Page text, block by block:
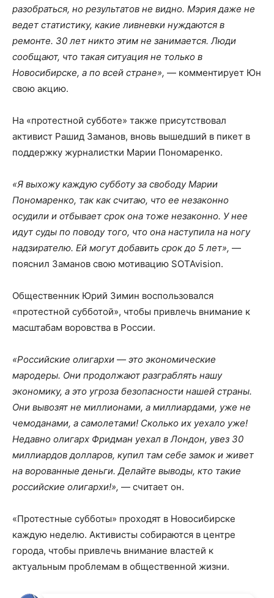
разобраться, но результатов не видно. Мэрия даже не
ведет статистику, какие ливневки нуждаются в
ремонте. 30 лет никто этим не занимается. Люди
сообщают, что такая ситуация не только в
Новосибирске, а по всей стране», — комментирует Юн
свою акцию.
На «протестной субботе» также присутствовал
активист Рашид Заманов, вновь вышедший в пикет в
поддержку журналистки Марии Пономаренко.
«Я выхожу каждую субботу за свободу Марии
Пономаренко, так как считаю, что ее незаконно
осудили и отбывает срок она тоже незаконно. У нее
идут суды по поводу того, что она наступила на ногу
надзирателю. Ей могут добавить срок до 5 лет», —
пояснил Заманов свою мотивацию SOTAvision.
Общественник Юрий Зимин воспользовался
«протестной субботой», чтобы привлечь внимание к
масштабам воровства в России.
«Российские олигархи — это экономические
мародеры. Они продолжают разграблять нашу
экономику, а это угроза безопасности нашей страны.
Они вывозят не миллионами, а миллиардами, уже не
чемоданами, а самолетами! Сколько их уехало уже!
Недавно олигарх Фридман уехал в Лондон, увез 30
миллиардов долларов, купил там себе замок и живет
на ворованные деньги. Делайте выводы, кто такие
российские олигархи!», — считает он.
«Протестные субботы» проходят в Новосибирске
каждую неделю. Активисты собираются в центре
города, чтобы привлечь внимание властей к
актуальным проблемам в общественной жизни.